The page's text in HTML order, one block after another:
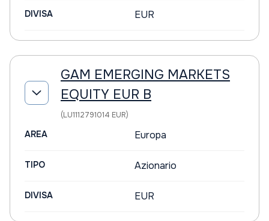
DIVISA EUR
GAM EMERGING MARKETS
EQUITY EUR B
(LU1112791014 EUR)
AREA Europa
TIPO Azionario
DIVISA EUR